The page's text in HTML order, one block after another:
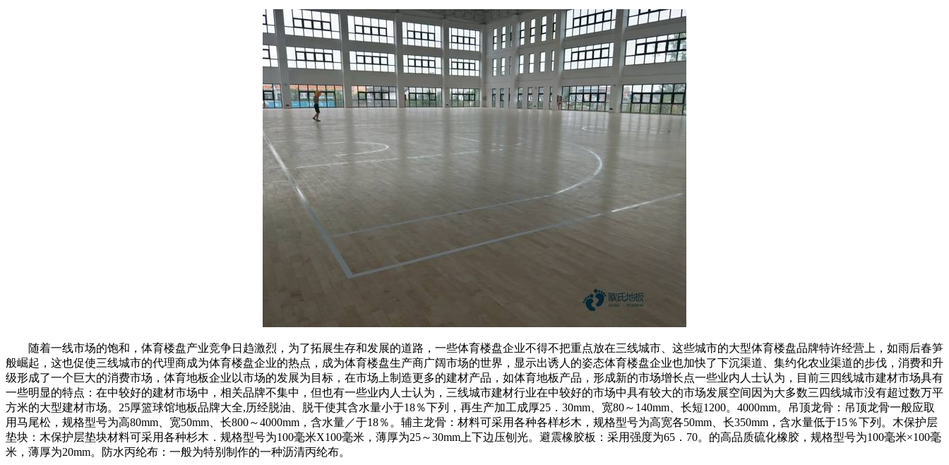
随着一线市场的饱和，体育楼盘产业竞争日趋激烈，为了拓展生存和发展的道路，一些体育楼盘企业不得不把重点放在三线城市、这些城市的大型体育楼盘品牌特许经营上，如雨后春笋
般崛起，这也促使三线城市的代理商成为体育楼盘企业的热点，成为体育楼盘生产商广阔市场的世界，显示出诱人的姿态体育楼盘企业也加快了下沉渠道、集约化农业渠道的步伐，消费和升
级形成了一个巨大的消费市场，体育地板企业以市场的发展为目标，在市场上制造更多的建材产品，如体育地板产品，形成新的市场增长点一些业内人士认为，目前三四线城市建材市场具有
一些明显的特点：在中较好的建材市场中，相关品牌不集中，但也有一些业内人士认为，三线城市建材行业在中较好的市场中具有较大的市场发展空间因为大多数三四线城市没有超过数万平
方米的大型建材市场。25厚篮球馆地板品牌大全,历经脱油、脱干使其含水量小于18％下列，再生产加工成厚25．30mm、宽80～140mm、长短1200。4000mm。吊顶龙骨：吊顶龙骨一般应取
用马尾松，规格型号为高80mm、宽50mm、长800～4000mm，含水量／于18％。辅主龙骨：材料可采用各种各样杉木，规格型号为高宽各50mm、长350mm，含水量低于15％下列。木保护层
垫块：木保护层垫块材料可采用各种杉木．规格型号为100毫米X100毫米，薄厚为25～30mm上下边压刨光。避震橡胶板：采用强度为65．70。的高品质硫化橡胶，规格型号为100毫米×100毫
米，薄厚为20mm。防水丙纶布：一般为特别制作的一种沥清丙纶布。